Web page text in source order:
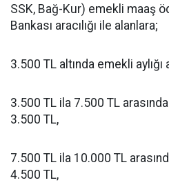
SSK, Bağ-Kur) emekli maaş
Bankası aracılığı ile alanlara;
3.500 TL altında emekli
3.500 TL ila 7.500 TL
3.500 TL,
7.500 TL ila 10.000 TL
4.500 TL,